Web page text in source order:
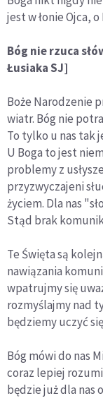
jest w łonie Ojca,
Bóg nie rzuca
Łusiaka SJ]
Boże Narodzenie
wiatr. Bóg nie
To tylko u nas tak
U Boga to jest
problemy z
przyzwyczajeni
życiem. Dla nas
Stąd brak
Te Święta są
nawiązania
wpatrujmy się
rozmyślajmy nad
będziemy uczyć
Bóg mówi do nas
coraz lepiej
będzie już dla nas